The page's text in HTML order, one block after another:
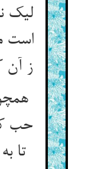
لیک
است
ز آن که تلخ افتاد قدح‌‌
حب
تا